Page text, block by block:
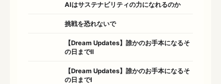
AIはサステナビリティの力になれるのか
挑戦を恐れないで
【Dream Updates】誰かのお手本になるそ
の日までⅡ
【Dream Updates】誰かのお手本になるそ
の日までⅠ